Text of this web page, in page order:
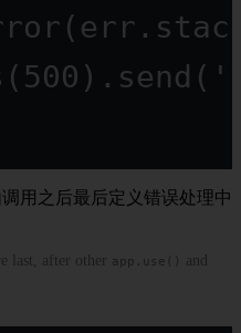
( 500 ). send (
用之后最后定义错误处理中
last, after other app.use()
and